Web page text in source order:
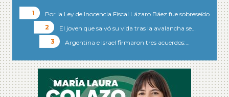
Por la Ley de Inocencia Fiscal Lázaro Báez fue sobreseído
El joven que salvó su vida tras la avalancha se…
Argentina e Israel firmaron tres acuerdos:…